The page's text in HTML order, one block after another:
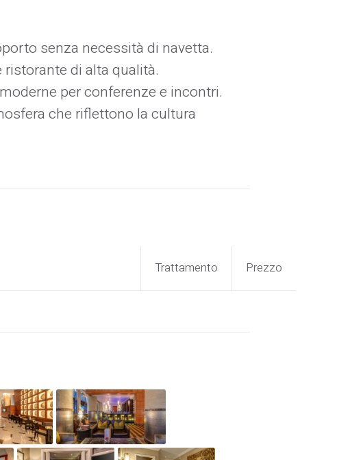
senza necessità di navetta.​
ristorante di alta qualità.​
per conferenze e incontri.​
che riflettono la cultura
Trattamento Prezzo